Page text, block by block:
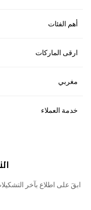
أهم الفئات
ارقى الماركات
مغربي
خدمة العملاء
ابقَ على اطلاع بآخر